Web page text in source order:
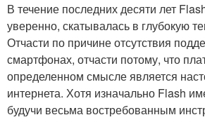
В течение последних десяти лет
уверенно, скатывалась в глубокую
Отчасти по причине отсутствия
смартфонах, отчасти потому, что
определенном смысле является
интернета. Хотя изначально Flash
будучи весьма востребованным